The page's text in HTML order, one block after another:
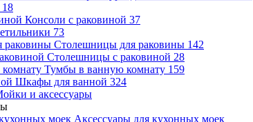
18
Консоли с раковиной 37
73
Столешницы для раковины 142
Столешницы с раковиной 28
Тумбы в ванную комнату 159
Шкафы для ванной 324
и аксессуары
Аксессуары для кухонных моек